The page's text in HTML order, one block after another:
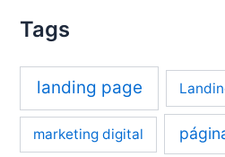
Tags
landing page
marketing digital